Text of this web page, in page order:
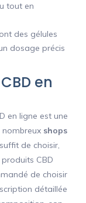
tout en
des gélules
dosage précis
en
en ligne est une
shops
de choisir,
CBD
de choisir
détaillée